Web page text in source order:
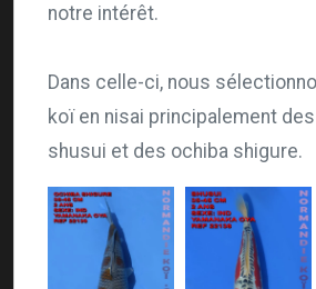
notre intérêt.
Dans celle-ci, nous
koïen nisai principalement des
shusui et des ochiba shigure.